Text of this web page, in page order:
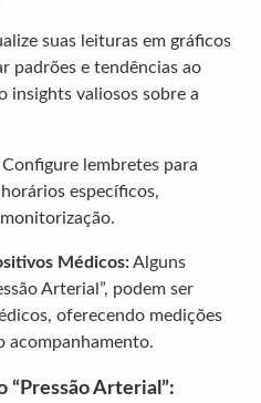
suas leituras em gráficos
padrões e tendências ao
insights valiosos sobre a
Configure lembretes para
específicos,
Médicos:Alguns
Arterial”, podem ser
oferecendo medições
acompanhamento.
“Pressão Arterial”: